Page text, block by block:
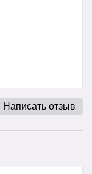
Написать отзыв